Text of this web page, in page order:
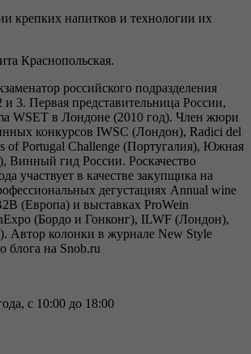
крепких напитков и технологии их
Краснопольская.
российского подразделения
3. Первая представительница России,
WSET в Лондоне (2010 год). Член жюри
конкурсов IWSC (Лондон), Radici del
of Portugal Challenge (Португалия), Южная
Винный гид России. Роскачество
участвует в качестве закупщика на
дегустациях Annual wine
(Европа) и выставках ProWein
(Бордо и Гонконг), ILWF (Лондон),
Автор колонки в журнале New Style
блога на Snob.ru
с 10:00 до 18:00